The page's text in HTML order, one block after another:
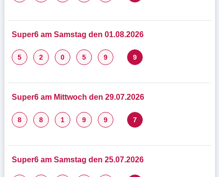
Super6 am Samstag den 01.08.2026
5 2 0 5 9 9
Super6 am Mittwoch den 29.07.2026
8 8 1 9 9 7
Super6 am Samstag den 25.07.2026